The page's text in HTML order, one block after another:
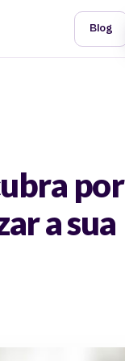
Blog
por
a sua